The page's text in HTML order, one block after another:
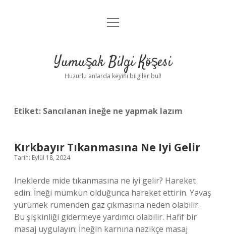
Anasayfa
Yasal Uyarı
menüyü
Yumuşak Bilgi Köşesi
Huzurlu anlarda keyifli bilgiler bul!
Etiket: Sancılanan ineğe ne yapmak lazım
Kırkbayır Tıkanmasına Ne Iyi Gelir
Tarih: Eylül 18, 2024
Ineklerde mide tıkanmasına ne iyi gelir? Hareket
edin: İneği mümkün olduğunca hareket ettirin. Yavaş
yürümek rumenden gaz çıkmasına neden olabilir.
Bu şişkinliği gidermeye yardımcı olabilir. Hafif bir
masaj uygulayın: İneğin karnına nazikçe masaj